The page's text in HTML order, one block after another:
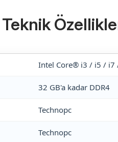
Teknik
Intel Core® i3 / i5 / i7
32 GB'a kadar DDR4
Technopc
Technopc